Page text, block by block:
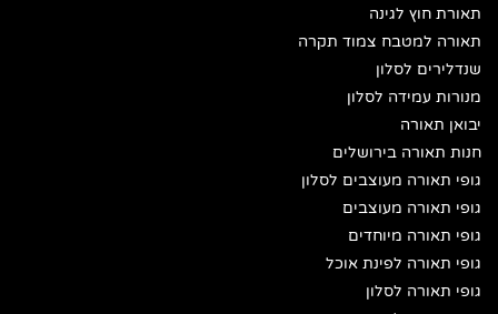
תאורת חוץ לגינה
תאורה למטבח צמוד תקרה
שנדלירים לסלון
מנורות עמידה לסלון
יבואן תאורה
חנות תאורה בירושלים
גופי תאורה מעוצבים לסלון
גופי תאורה מעוצבים
גופי תאורה מיוחדים
גופי תאורה לפינת אוכל
גופי תאורה לסלון